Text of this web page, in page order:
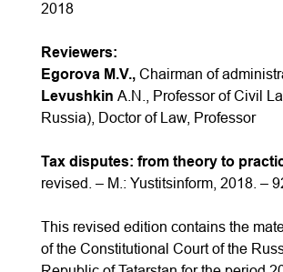
2018
Reviewers:
Egorova M.V., Chairman of
Levushkin A.N., Professor of Civil
Russia), Doctor of Law, Professor
Tax disputes: from theory to
revised. – M.: Yustitsinform, 2018. –
This revised edition contains the
of the Constitutional Court of the